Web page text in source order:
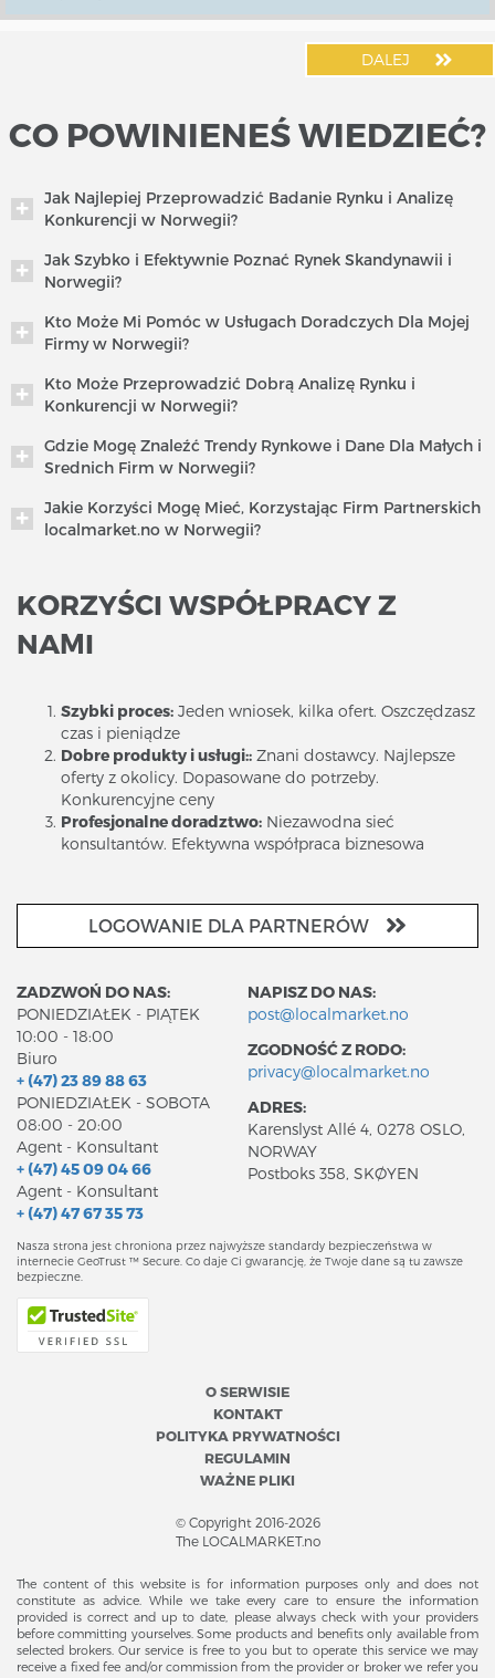
DALEJ
CO POWINIENEŚ WIEDZIEĆ?
Jak Najlepiej Przeprowadzić Badanie Rynku i Analizę
Konkurencji w Norwegii?
Jak Szybko i Efektywnie Poznać Rynek Skandynawii i
Norwegii?
Kto Może Mi Pomóc w Usługach Doradczych Dla Mojej
Firmy w Norwegii?
Kto Może Przeprowadzić Dobrą Analizę Rynku i
Konkurencji w Norwegii?
Gdzie Mogę Znaleźć Trendy Rynkowe i Dane Dla Małych i
Srednich Firm w Norwegii?
Jakie Korzyści Mogę Mieć, Korzystając Firm Partnerskich
localmarket.no w Norwegii?
KORZYŚCI WSPÓŁPRACY Z
NAMI
Szybki proces: Jeden wniosek, kilka ofert. Oszczędzasz
czas i pieniądze
Dobre produkty i usługi:: Znani dostawcy. Najlepsze
oferty z okolicy. Dopasowane do potrzeby.
Konkurencyjne ceny
Profesjonalne doradztwo: Niezawodna sieć
konsultantów. Efektywna współpraca biznesowa
LOGOWANIE DLA PARTNERÓW
ZADZWOŃ DO NAS:
PONIEDZIAŁEK - PIĄTEK
10:00 - 18:00
Biuro
+ (47) 23 89 88 63
PONIEDZIAŁEK - SOBOTA
08:00 - 20:00
Agent - Konsultant
+ (47) 45 09 04 66
Agent - Konsultant
+ (47) 47 67 35 73
NAPISZ DO NAS:
post@localmarket.no
ZGODNOŚĆ Z RODO:
privacy@localmarket.no
ADRES:
Karenslyst Allé 4, 0278 OSLO,
NORWAY
Postboks 358, SKØYEN
Nasza strona jest chroniona przez najwyższe standardy bezpieczeństwa w
internecie GeoTrust ™ Secure. Co daje Ci gwarancję, że Twoje dane są tu zawsze
bezpieczne.
O SERWISIE
KONTAKT
POLITYKA PRYWATNOŚCI
REGULAMIN
WAŻNE PLIKI
© Copyright 2016-2026
The LOCALMARKET.no
The content of this website is for information purposes only and does not
constitute as advice. While we take every care to ensure the information
provided is correct and up to date, please always check with your providers
before committing yourselves. Some products and benefits only available from
selected brokers. Our service is free to you but to operate this service we may
receive a fixed fee and/or commission from the provider or broker we refer you